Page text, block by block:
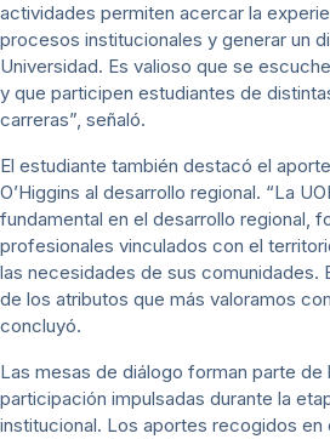
actividades permiten acercar la
procesos institucionales y generar un
Universidad. Es valioso que se
y que participen estudiantes de
carreras”, señaló.
El estudiante también destacó el
O’Higgins al desarrollo regional. “La
fundamental en el desarrollo regional,
profesionales vinculados con el
las necesidades de sus comunidades.
de los atributos que más valoramos
concluyó.
Las mesas de diálogo forman parte de
participación impulsadas durante la
institucional. Los aportes recogidos en